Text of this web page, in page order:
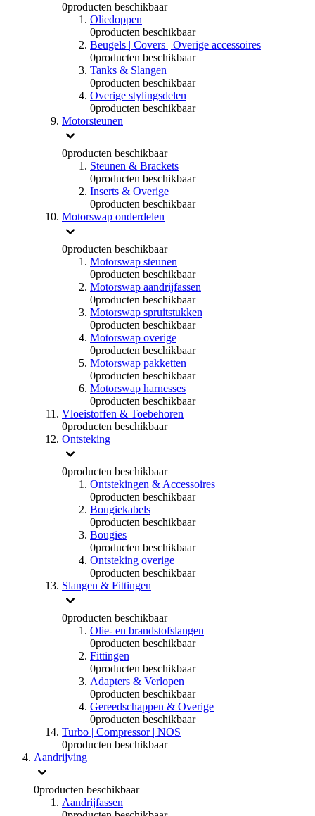
0producten beschikbaar
Oliedoppen
0producten beschikbaar
Beugels | Covers | Overige accessoires
0producten beschikbaar
Tanks & Slangen
0producten beschikbaar
Overige stylingsdelen
0producten beschikbaar
Motorsteunen
0producten beschikbaar
Steunen & Brackets
0producten beschikbaar
Inserts & Overige
0producten beschikbaar
Motorswap onderdelen
0producten beschikbaar
Motorswap steunen
0producten beschikbaar
Motorswap aandrijfassen
0producten beschikbaar
Motorswap spruitstukken
0producten beschikbaar
Motorswap overige
0producten beschikbaar
Motorswap pakketten
0producten beschikbaar
Motorswap harnesses
0producten beschikbaar
Vloeistoffen & Toebehoren
0producten beschikbaar
Ontsteking
0producten beschikbaar
Ontstekingen & Accessoires
0producten beschikbaar
Bougiekabels
0producten beschikbaar
Bougies
0producten beschikbaar
Ontsteking overige
0producten beschikbaar
Slangen & Fittingen
0producten beschikbaar
Olie- en brandstofslangen
0producten beschikbaar
Fittingen
0producten beschikbaar
Adapters & Verlopen
0producten beschikbaar
Gereedschappen & Overige
0producten beschikbaar
Turbo | Compressor | NOS
0producten beschikbaar
Aandrijving
0producten beschikbaar
Aandrijfassen